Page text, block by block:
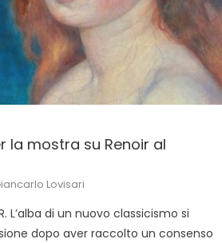
la mostra su Renoir al
Lovisari
L’alba di un nuovo classicismo si
dopo aver raccolto un consenso